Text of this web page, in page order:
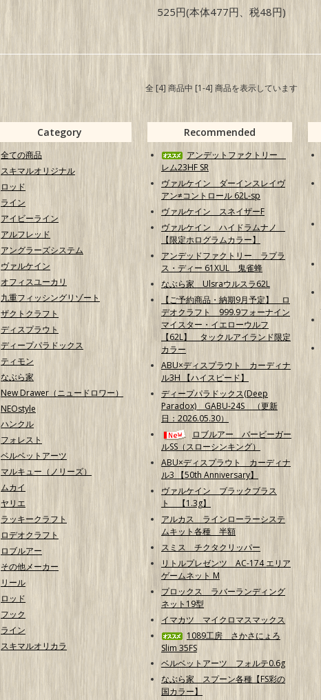
525円(本体477円、税48円)
全 [4] 商品中 [1-4] 商品を表示しています
Category
全ての商品
スキマルオリジナル
ロッド
ライン
アイビーライン
アルフレッド
アングラーズシステム
ヴァルケイン
オフィスユーカリ
九重フィッシングリゾート
ザクトクラフト
ディスプラウト
ディープパラドックス
ティモン
なぶら家
New Drawer（ニュードロワー）
NEOstyle
ハンクル
フォレスト
ベルベットアーツ
マルキュー（ノリーズ）
ムカイ
ヤリエ
ラッキークラフト
ロデオクラフト
ロブルアー
その他メーカー
リール
ロッド
フック
ライン
スキマルオリカラ
Recommended
アンデットファクトリー
レム23HF SR
ヴァルケイン ダーインスレイヴ
アン≠コントロール 62L-sp
ヴァルケイン スネイザーF
ヴァルケイン ハイドラムナノ
【限定ホログラムカラー】
アンデッドファクトリー ラプラ
ス・ディー 61XUL 鬼雀蜂
なぶら家 Ulsraウルスラ62L
【ご予約商品・納期9月予定】 ロ
デオクラフト 999.9フォーナイン
マイスター・イエローウルフ
【62L】 タックルアイランド限定
カラー
ABU×ディスプラウト カーディナ
ル3H 【ハイスピード】
ディープパラドックス(Deep
Paradox) GABU-24S （更新
日：2026.05.30）
ロブルアー バービーガー
ルSS（スローシンキング）
ABU×ディスプラウト カーディナ
ル3 【50th Anniversary】
ヴァルケイン ブラックブラス
ト 【1.3g】
アルカス ラインローラーシステ
ムキット各種 半額
スミス チクタクリッパー
リトルプレゼンツ AC-174 エリア
ゲームネット M
プロックス ラバーランディング
ネット19型
イマカツ マイクロマスマックス
1089工房 さかさにょろ
Slim 35FS
ベルベットアーツ フォルテ0.6g
なぶら家 スプーン各種【FS彩の
国カラー】